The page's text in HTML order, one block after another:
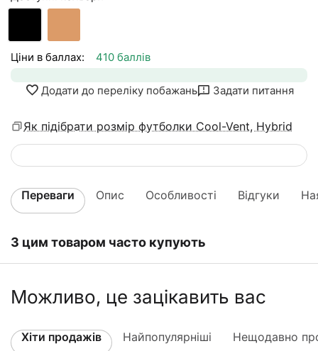
Ціни в баллах: 410 баллів
Додати до переліку побажань Задати питання
Як підібрати розмір футболки Cool-Vent, Hybrid
Переваги Опис Особливості Відгуки
З цим товаром часто купують
Можливо, це зацікавить вас
Хіти продажів Найпопулярніші Нещодавно